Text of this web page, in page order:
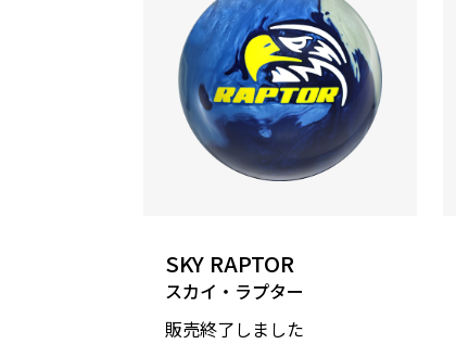
SKY RAPTOR
スカイ・ラプター
販売終了しました